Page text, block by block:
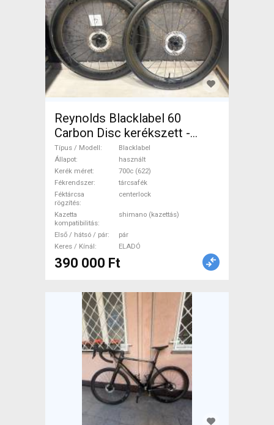
Reynolds Blacklabel 60
Carbon Disc kerékszett -
újszerű állapot Blacklabel
Országúti / Gravel / Triatlon
Alkatrész, Országúti Kerék /
Felni / Gumi 700c (622)
használt ELADÓ
Típus / Modell
Blacklabel
Állapot
használt
Kerék méret
700c (622)
Fékrendszer
tárcsafék
Féktárcsa
rögzítés
centerlock
Kazetta
kompatibilitás
shimano (kazettás)
Első / hátsó / pár
pár
Keres / Kínál
ELADÓ
390 000 Ft